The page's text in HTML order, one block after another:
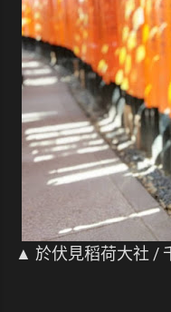
▲ 於伏見稻荷大社 /